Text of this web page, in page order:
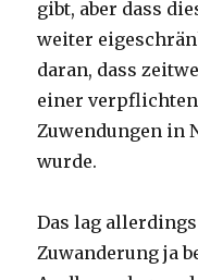
gibt, aber dass
weiter
daran, dass
einer
Zuwendungen in
wurde.
Das lag
Zuwanderung ja